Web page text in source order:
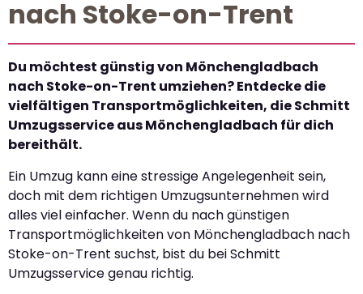
nach Stoke-on-Trent
Du möchtest günstig von Mönchengladbach
nach Stoke-on-Trent umziehen? Entdecke die
vielfältigen Transportmöglichkeiten, die Schmitt
Umzugsservice aus Mönchengladbach für dich
bereithält.
Ein Umzug kann eine stressige Angelegenheit sein,
doch mit dem richtigen Umzugsunternehmen wird
alles viel einfacher. Wenn du nach günstigen
Transportmöglichkeiten von Mönchengladbach nach
Stoke-on-Trent suchst, bist du bei Schmitt
Umzugsservice genau richtig.